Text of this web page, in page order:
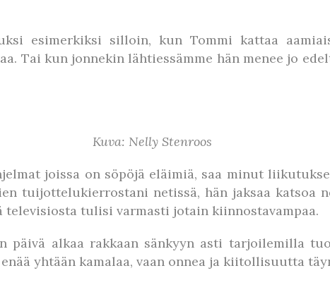
esimerkiksi silloin, kun Tommi kattaa
Tai kun jonnekin lähtiessämme hän menee jo
Kuva: Nelly Stenroos
joissa on söpöjä eläimiä, saa minut
tuijottelukierrostani netissä, hän jaksaa katsoa
tulisi varmasti jotain kiinnostavampaa.
päivä alkaa rakkaan sänkyyn asti tarjoilemilla
yhtään kamalaa, vaan onnea ja kiitollisuutta